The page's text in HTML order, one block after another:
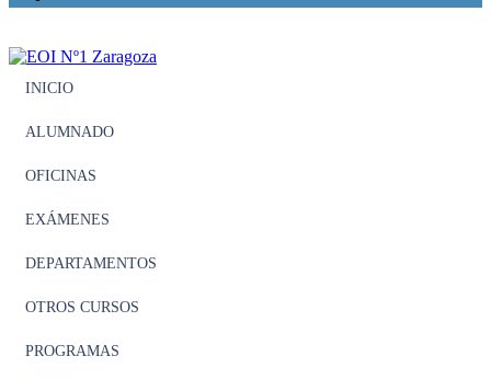
INICIO
ALUMNADO
OFICINAS
EXÁMENES
DEPARTAMENTOS
OTROS CURSOS
PROGRAMAS